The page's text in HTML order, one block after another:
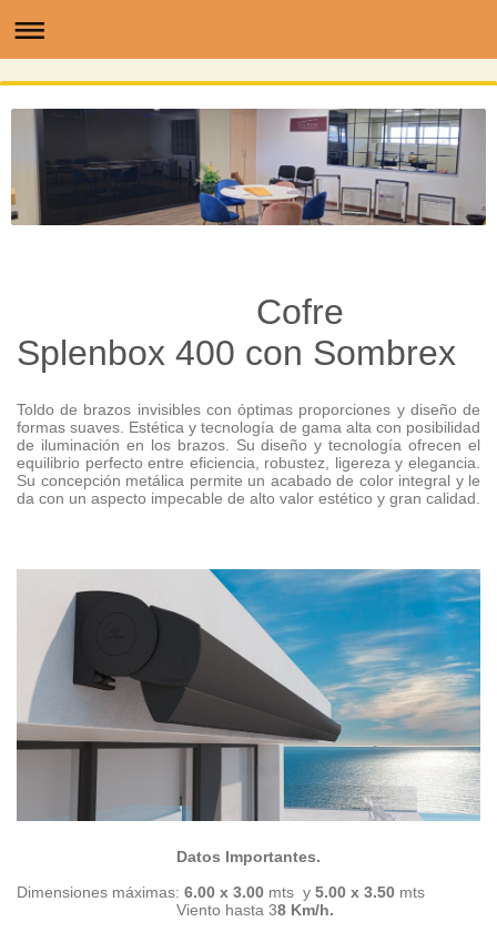
Cofre
Splenbox 400 con Sombrex
Toldo de brazos invisibles con óptimas proporciones y diseño de
formas suaves. Estética y tecnología de gama alta con posibilidad
de iluminación en los brazos. Su diseño y tecnología ofrecen el
equilibrio perfecto entre eficiencia, robustez, ligereza y elegancia.
Su concepción metálica permite un acabado de color integral y le
da con un aspecto impecable de alto valor estético y gran calidad.
Datos Importantes.
Dimensiones máximas: 6.00 x 3.00 mts y 5.00 x 3.50 mts
Viento hasta 38 Km/h.